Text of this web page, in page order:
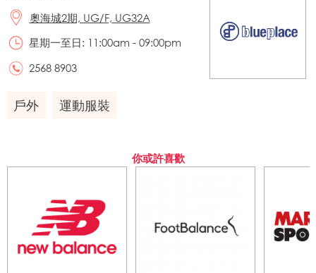
奧海城2期, UG/F, UG32A
星期一至日: 11:00am - 09:00pm
2568 8903
戶外 運動服裝
你或許喜歡